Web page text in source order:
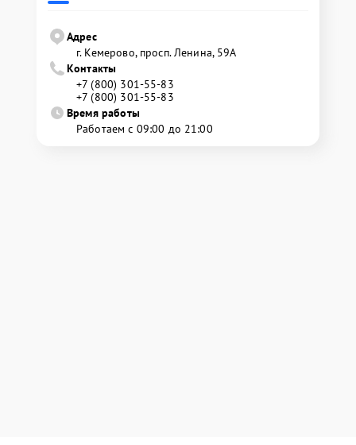
Адрес
г. Кемерово, просп. Ленина, 59А
Контакты
+7 (800) 301-55-83
+7 (800) 301-55-83
Время работы
Работаем с 09:00 до 21:00